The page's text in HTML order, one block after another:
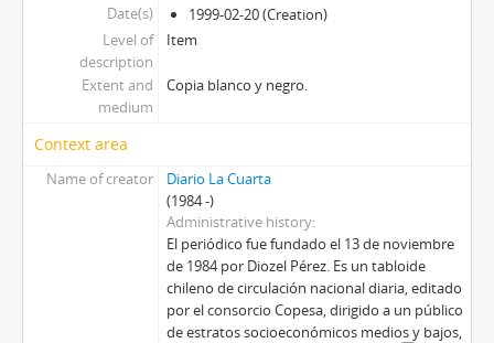
Date(s)
1999-02-20 (Creation)
Level of
description
Item
Extent and
medium
Copia blanco y negro.
Context area
Name of creator
Diario La Cuarta
(1984 -)
Administrative history
El periódico fue fundado el 13 de noviembre
de 1984 por Diozel Pérez. Es un tabloide
chileno de circulación nacional diaria, editado
por el consorcio Copesa, dirigido a un público
de estratos socioeconómicos medios y bajos,